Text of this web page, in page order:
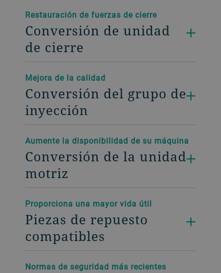
Restauración de fuerzas de cierre
Conversión de unidad
de cierre
Mejora de la calidad
Conversión del grupo de
inyección
Aumente la disponibilidad de su máquina
Conversión de la unidad
motriz
Proporciona una mayor vida útil
Piezas de repuesto
compatibles
Normas de seguridad más recientes